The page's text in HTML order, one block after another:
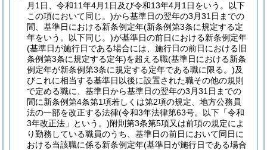
月1日、令和11年4月1日及び令和13年4月1日をいう。以下
この項において同じ。)から基準日の翌年の3月31日までの
間、基準日における新条例定年(新条例第3条に規定する定
年をいう。以下同じ。)が基準日の前日における新条例定年
(基準日が施行日である場合には、施行日の前日における旧
条例第3条に規定する定年)を超える職(基準日における新条
例定年が新条例第3条に規定する定年である職に限る。)及
びこれに相当する基準日以後に設置された職その他の規則
で定める職に、基準日から基準日の翌年の3月31日までの
間に新条例第4条第1項若しくは第2項の規定、地方公務員
法の一部を改正する法律(令和3年法律第63号。以下「令和
3年改正法」という。)附則第3条第5項又は前項の規定によ
り勤務している職員のうち、基準日の前日において同日に
おける当該職に係る新条例定年(基準日が施行日である場合